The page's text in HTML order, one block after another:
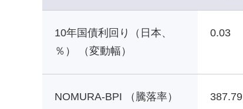
10年国債利回り（日本、
％） （変動幅）
0.03
NOMURA-BPI （騰落率） 387.79